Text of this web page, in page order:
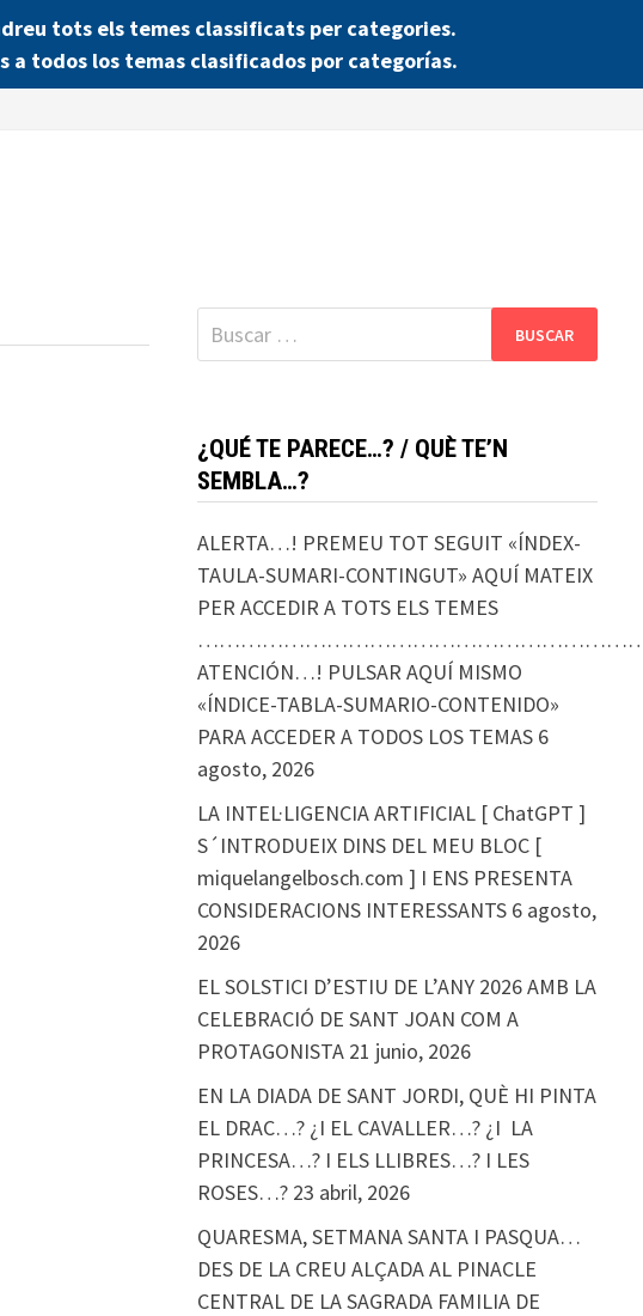
tots els temes classificats per categories.
a todos los temas clasificados por categorías.
Buscar:
¿QUÉ TE PARECE…? / QUÈ TE’N
SEMBLA…?
ALERTA…! PREMEU TOT SEGUIT «ÍNDEX-
TAULA-SUMARI-CONTINGUT» AQUÍ MATEIX
PER ACCEDIR A TOTS ELS TEMES
ATENCIÓN…! PULSAR AQUÍ MISMO
«ÍNDICE-TABLA-SUMARIO-CONTENIDO»
PARA ACCEDER A TODOS LOS TEMAS 6
agosto, 2026
LA INTEL·LIGENCIA ARTIFICIAL [ ChatGPT ]
S´INTRODUEIX DINS DEL MEU BLOC [
miquelangelbosch.com ] I ENS PRESENTA
CONSIDERACIONS INTERESSANTS 6 agosto,
2026
EL SOLSTICI D’ESTIU DE L’ANY 2026 AMB LA
CELEBRACIÓ DE SANT JOAN COM A
PROTAGONISTA 21 junio, 2026
EN LA DIADA DE SANT JORDI, QUÈ HI PINTA
EL DRAC…? ¿I EL CAVALLER…? ¿I LA
PRINCESA…? I ELS LLIBRES…? I LES
ROSES…? 23 abril, 2026
QUARESMA, SETMANA SANTA I PASQUA…
DES DE LA CREU ALÇADA AL PINACLE
CENTRAL DE LA SAGRADA FAMILIA DE